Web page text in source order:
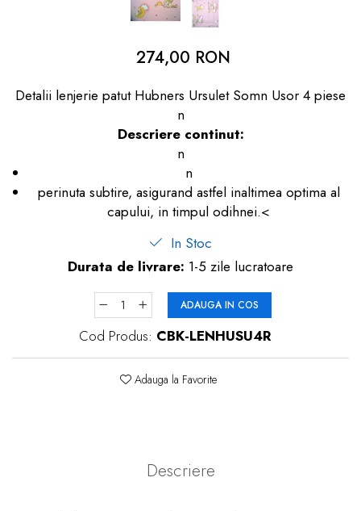
274,00 RON
Detalii lenjerie patut Hubners Ursulet Somn Usor 4 piese
n
Descriere continut:
n
n
perinuta subtire, asigurand astfel inaltimea optima al
capului, in timpul odihnei.<
In Stoc
Durata de livrare: 1-5 zile lucratoare
ADAUGA IN COS
Cod Produs: CBK-LENHUSU4R
Adauga la Favorite
Descriere